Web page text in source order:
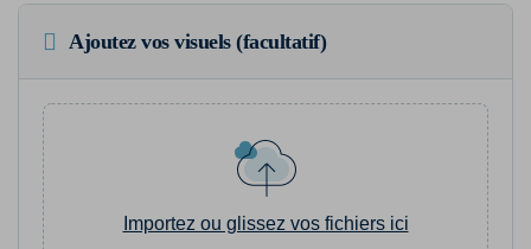
Ajoutez vos visuels (facultatif)
Importez ou glissez vos fichiers ici